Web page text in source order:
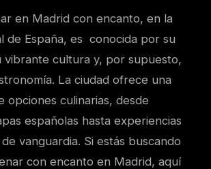
en Madrid con encanto, en la
de España, es conocida por su
vibrante cultura y, por supuesto,
La ciudad ofrece una
opciones culinarias, desde
españolas hasta experiencias
vanguardia. Si estás buscando
con encanto en Madrid, aquí